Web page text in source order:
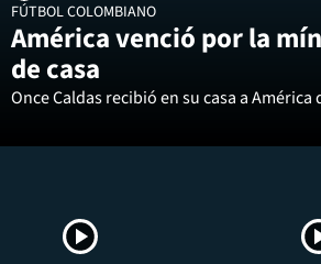
FÚTBOL COLOMBIANO
América venció por la
de casa
Once Caldas recibió en su casa a América